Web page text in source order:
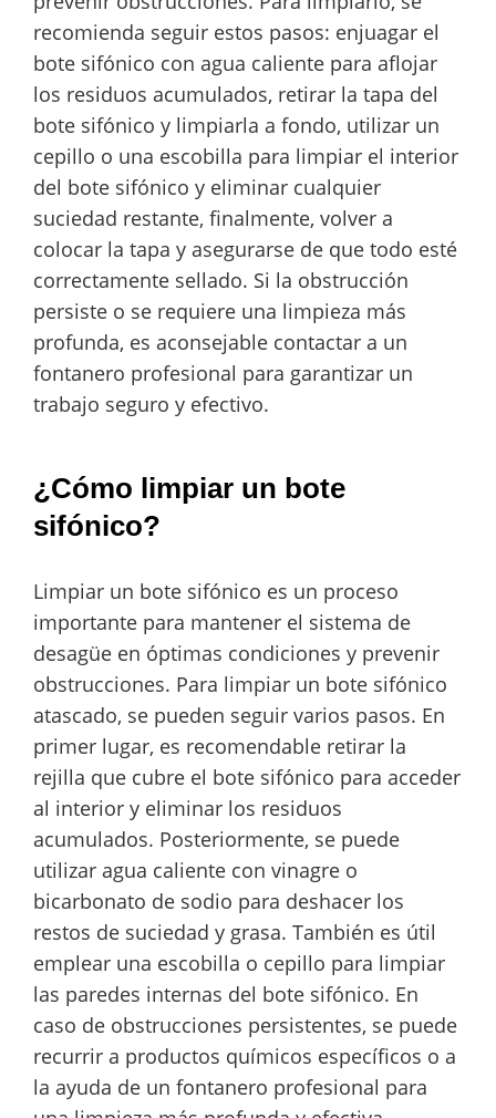
recomienda seguir estos pasos: enjuagar el
bote sifónico con agua caliente para aflojar
los residuos acumulados, retirar la tapa del
bote sifónico y limpiarla a fondo, utilizar un
cepillo o una escobilla para limpiar el interior
del bote sifónico y eliminar cualquier
suciedad restante, finalmente, volver a
colocar la tapa y asegurarse de que todo esté
correctamente sellado. Si la obstrucción
persiste o se requiere una limpieza más
profunda, es aconsejable contactar a un
fontanero profesional para garantizar un
trabajo seguro y efectivo.
¿Cómo limpiar un bote
sifónico?
Limpiar un bote sifónico es un proceso
importante para mantener el sistema de
desagüe en óptimas condiciones y prevenir
obstrucciones. Para limpiar un bote sifónico
atascado, se pueden seguir varios pasos. En
primer lugar, es recomendable retirar la
rejilla que cubre el bote sifónico para acceder
al interior y eliminar los residuos
acumulados. Posteriormente, se puede
utilizar agua caliente con vinagre o
bicarbonato de sodio para deshacer los
restos de suciedad y grasa. También es útil
emplear una escobilla o cepillo para limpiar
las paredes internas del bote sifónico. En
caso de obstrucciones persistentes, se puede
recurrir a productos químicos específicos o a
la ayuda de un fontanero profesional para